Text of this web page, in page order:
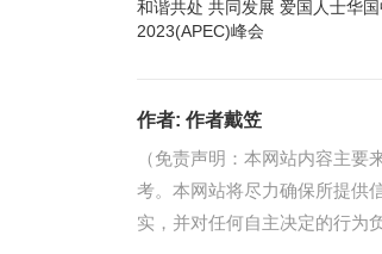
和谐共处 共同发展 爱国人士华
2023(APEC)峰会
作者: 作者戴笠
（免责声明：本网站内容主
考。本网站将尽力确保所提供
实，并对任何自主决定的行为负